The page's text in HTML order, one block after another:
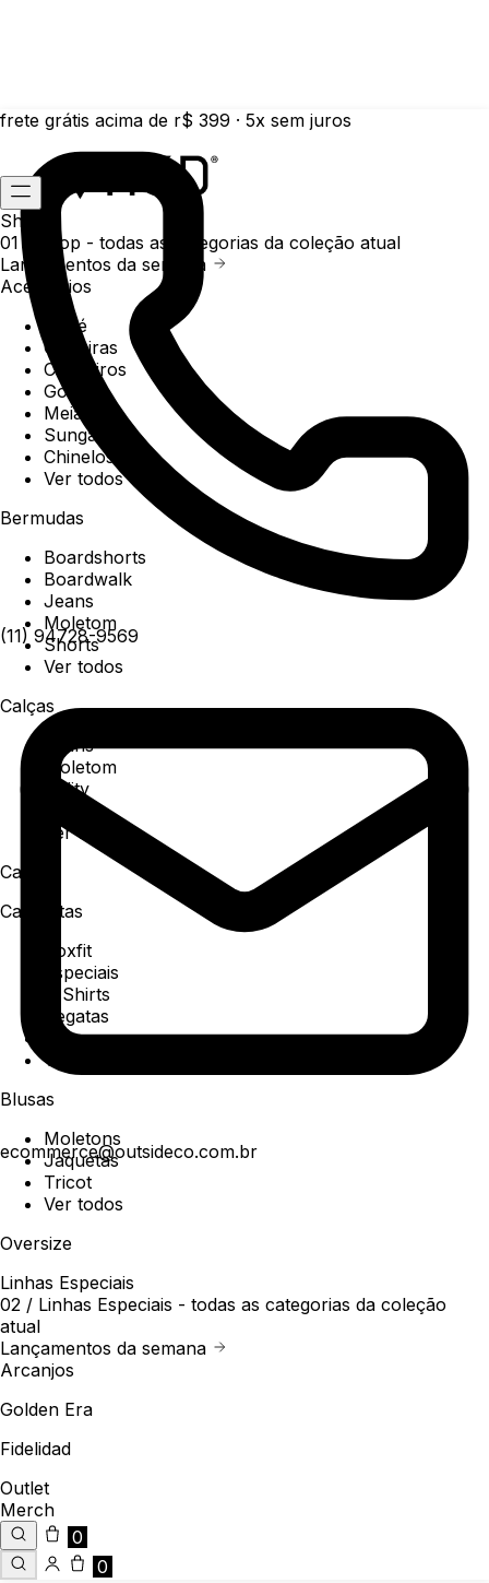
frete grátis acima de r$ 399 · 5x sem juros
(11) 94728-9569
ecommerce@outsideco.com.br
Shop
01 /
Shop - todas as categorias da coleção atual
Lançamentos da semana
Acessórios
Boné
Carteiras
Chaveiros
Gorros
Meias
Sunga
Chinelos
Ver todos
Bermudas
Boardshorts
Boardwalk
Jeans
Moletom
Shorts
Ver todos
Calças
Jeans
Moletom
Utility
Ver todos
Camisa
Camisetas
Boxfit
Especiais
T-Shirts
Regatas
Polo
Ver todos
Blusas
Moletons
Jaquetas
Tricot
Ver todos
Oversize
Linhas Especiais
02 / Linhas Especiais - todas as categorias da coleção
atual
Lançamentos da semana
Arcanjos
Golden Era
Fidelidad
Outlet
Merch
0
0